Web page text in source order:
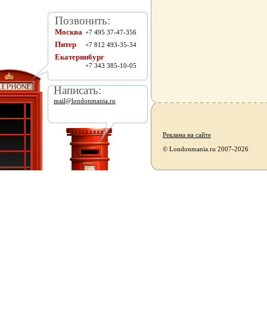
Позвонить:
Москва +7 495 37-47-356
Питер +7 812 493-35-34
Екатеринбург
+7 343 385-10-05
Написать:
mail@londonmania.ru
Реклама на сайте
© Londonmania.ru 2007-2026